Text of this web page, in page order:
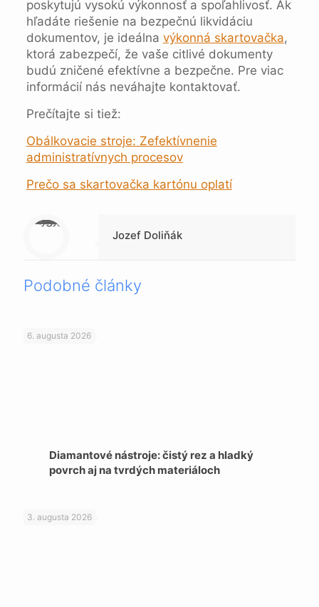
poskytujú vysokú výkonnosť a spoľahlivosť. Ak
hľadáte riešenie na bezpečnú likvidáciu
dokumentov, je ideálna výkonná skartovačka,
ktorá zabezpečí, že vaše citlivé dokumenty
budú zničené efektívne a bezpečne. Pre viac
informácií nás neváhajte kontaktovať.
Prečítajte si tiež:
Obálkovacie stroje: Zefektívnenie
administratívnych procesov
Prečo sa skartovačka kartónu oplatí
Warning
: Trying to access array offset on null in
/data/1/4/149a9a91-3acc-4306-8eec-62104a76cbc2/skica.online/web/wp-content/themes/betheme-child/includes/content-single.php
on line
286
Jozef Doliňák
Podobné články
6. augusta 2026
Diamantové nástroje: čistý rez a hladký
povrch aj na tvrdých materiáloch
3. augusta 2026